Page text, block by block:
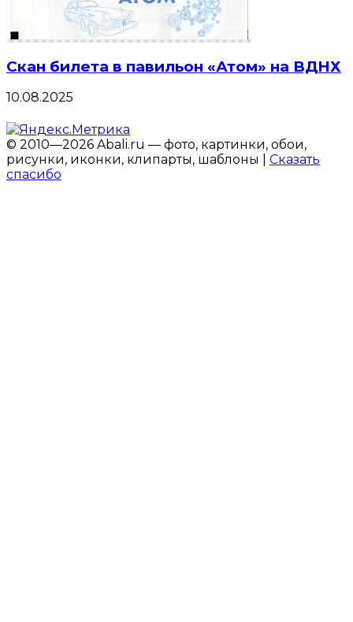
Скан билета в павильон «Атом» на ВДНХ
10.08.2025
© 2010—2026 Abali.ru — фото, картинки, обои,
рисунки, иконки, клипарты, шаблоны | Сказать
спасибо